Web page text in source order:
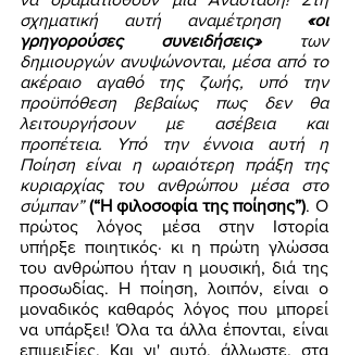
σχηματική αυτή αναμέτρηση «οι
γρηγορούσες συνειδήσεις» των
δημιουργών ανυψώνονται, μέσα από το
ακέραιο αγαθό της ζωής, υπό την
προϋπόθεση βεβαίως πως δεν θα
λειτουργήσουν με ασέβεια και
προπέτεια. Υπό την έννοια αυτή η
Ποίηση είναι η ωραιότερη πράξη της
κυριαρχίας του ανθρώπου μέσα στο
σύμπαν” (“Η φιλοσοφία της ποίησης”). Ο
πρώτος λόγος μέσα στην Ιστορία
υπήρξε ποιητικός· κι η πρώτη γλώσσα
του ανθρώπου ήταν η μουσική, διά της
προσωδίας. Η ποίηση, λοιπόν, είναι ο
μοναδικός καθαρός λόγος που μπορεί
να υπάρξει! Όλα τα άλλα έπονται, είναι
επιμειξίες. Και γι' αυτό, άλλωστε, στα